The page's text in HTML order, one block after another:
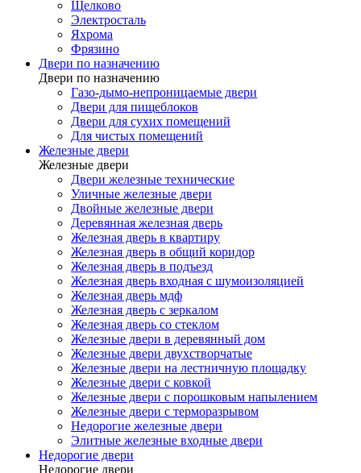
Щелково
Электросталь
Яхрома
Фрязино
Двери по назначению
Двери по назначению
Газо-дымо-непроницаемые двери
Двери для пищеблоков
Двери для сухих помещений
Для чистых помещений
Железные двери
Железные двери
Двери железные технические
Уличные железные двери
Двойные железные двери
Деревянная железная дверь
Железная дверь в квартиру
Железная дверь в общий коридор
Железная дверь в подъезд
Железная дверь входная с шумоизоляцией
Железная дверь мдф
Железная дверь с зеркалом
Железная дверь со стеклом
Железные двери в деревянный дом
Железные двери двухстворчатые
Железные двери на лестничную площадку
Железные двери с ковкой
Железные двери с порошковым напылением
Железные двери с терморазрывом
Недорогие железные двери
Элитные железные входные двери
Недорогие двери
Недорогие двери